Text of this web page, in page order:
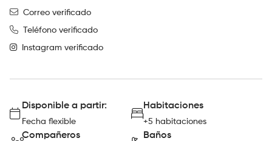
Correo verificado
Teléfono verificado
Instagram verificado
Disponible a partir:
Fecha flexible
Habitaciones
+5 habitaciones
Compañeros Baños